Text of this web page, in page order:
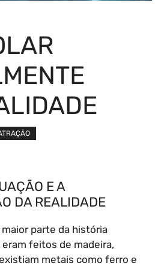
E A
DA REALIDADE
parte da história
feitos de madeira,
metais como ferro e